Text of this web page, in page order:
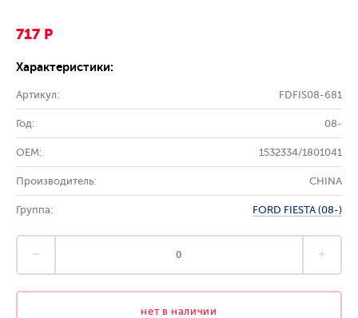
717 Р
Характеристики:
Артикул: FDFIS08-681
Год: 08-
OEM: 1532334/1801041
Производитель: CHINA
Группа: FORD FIESTA (08-)
нет в наличии